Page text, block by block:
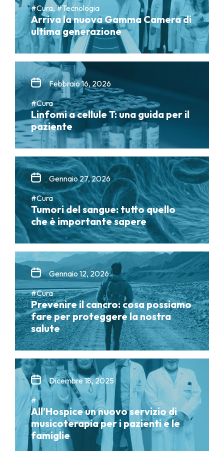
#Cura, #Tecnologia
Arriva la nuova Gamma Camera di
ultima generazione
Febbraio 16, 2026
#Cura
Linfomi a cellule T: una guida per il
paziente
Gennaio 27, 2026
#Cura
Tumori del sangue: tutto quello
che è importante sapere
Gennaio 12, 2026
#Cura
Prevenire il cancro: cosa possiamo
fare per proteggere la nostra
salute
Dicembre 18, 2025
#
All’Hospice un nuovo servizio di
musicoterapia per i pazienti e le
famiglie